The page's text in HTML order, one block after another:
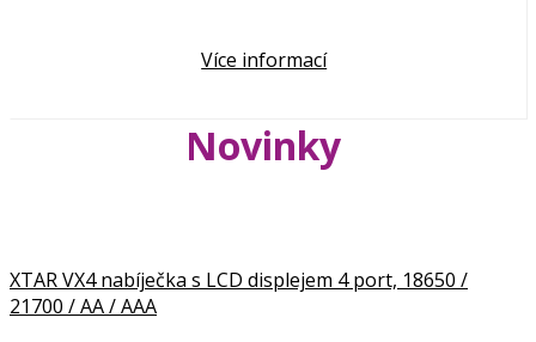
Více informací
Novinky
XTAR VX4 nabíječka s LCD displejem 4 port, 18650 /
21700 / AA / AAA